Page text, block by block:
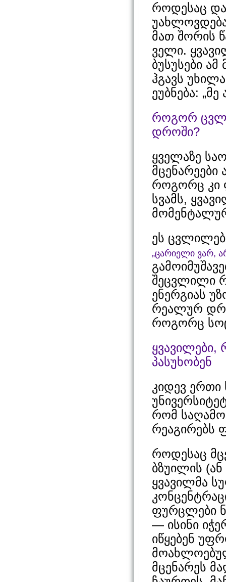
როდესაც
მათ შორის
ველი.
ბუსუსები
ჰგავს
ეუბნება:
როგორ
დროში?
ყველაზე
როგორც კი
სვამს,
ეს
„ცარიელი ვარ,
შეცვლილი
ენერგიას
რეალურ
როგორც
ყვავილები,
პასუხობენ
კიდევ ერთი
რომ
რეაგირებს
როდესაც
ბზუილის (ან
ყვავილმა
ფურცლები
— ისინი
იწყებენ
მცენარეს